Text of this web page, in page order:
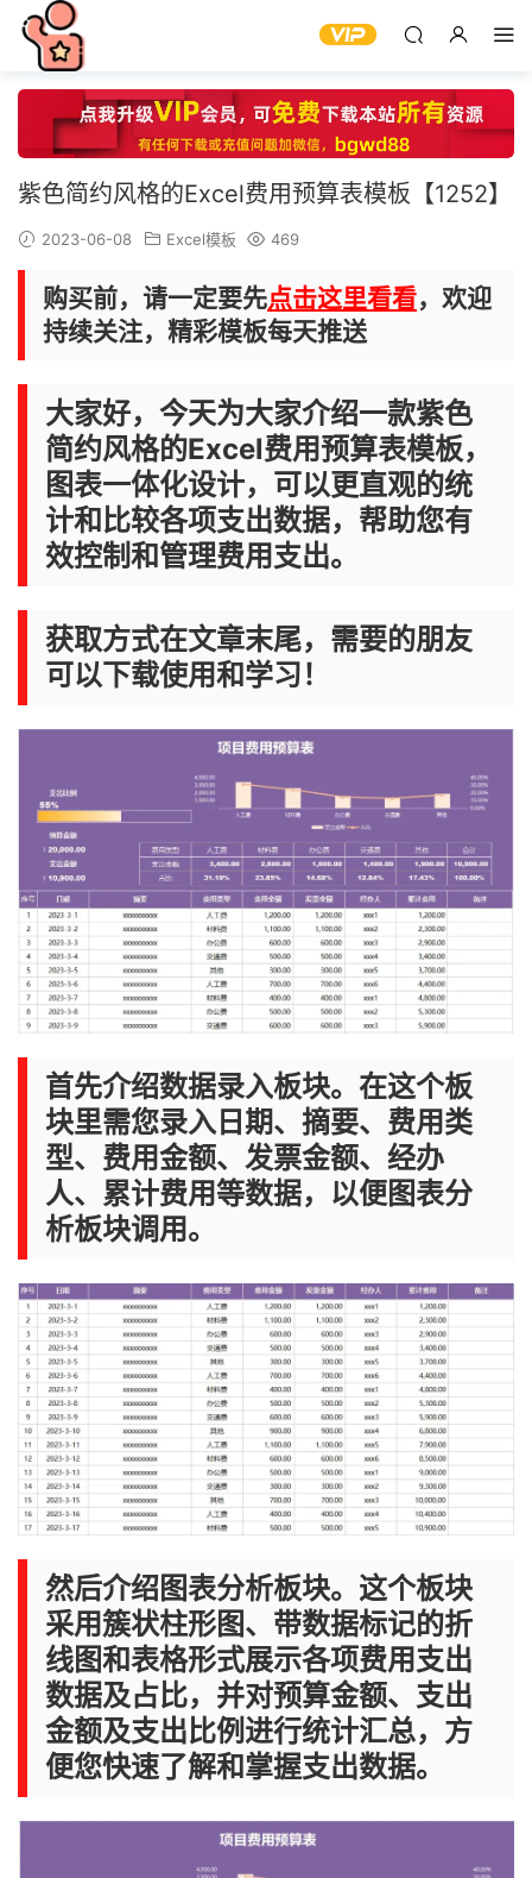
紫色简约风格的Excel费用预算表模板【1252】
2023-06-08 Excel模板 469
购买前，请一定要先点击这里看看，欢迎
持续关注，精彩模板每天推送
大家好，今天为大家介绍一款紫色
简约风格的Excel费用预算表模板，
图表一体化设计，可以更直观的统
计和比较各项支出数据，帮助您有
效控制和管理费用支出。
获取方式在文章末尾，需要的朋友
可以下载使用和学习！
首先介绍数据录入板块。在这个板
块里需您录入日期、摘要、费用类
型、费用金额、发票金额、经办
人、累计费用等数据，以便图表分
析板块调用。
然后介绍图表分析板块。这个板块
采用簇状柱形图、带数据标记的折
线图和表格形式展示各项费用支出
数据及占比，并对预算金额、支出
金额及支出比例进行统计汇总，方
便您快速了解和掌握支出数据。